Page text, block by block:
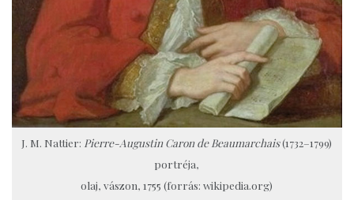
J. M. Nattier: Pierre-Augustin Caron de Beaumarchais(1732–1799)
portréja,
olaj, vászon, 1755 (forrás: wikipedia.org)